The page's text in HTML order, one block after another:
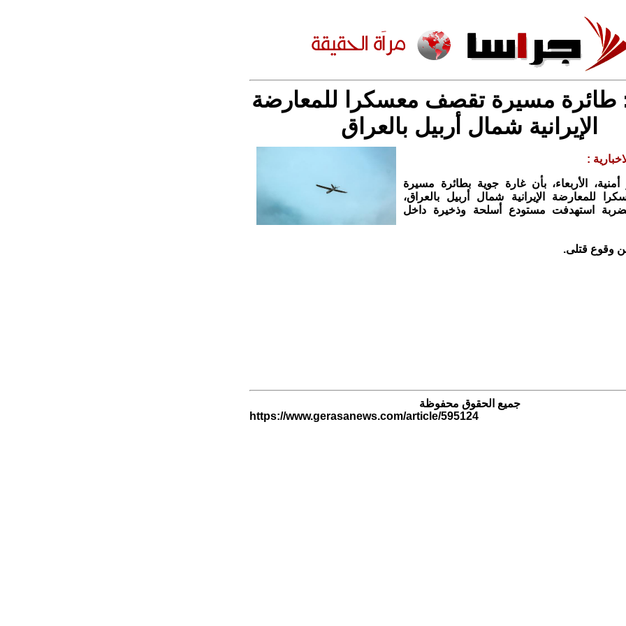
طائرة مسيرة تقصف معسكرا للمعارضة
الإيرانية شمال أربيل بالعراق
:
الأربعاء، بأن غارة جوية بطائرة مسيرة
للمعارضة الإيرانية شمال أربيل بالعراق،
استهدفت مستودع أسلحة وذخيرة داخل
وقوع قتلى.
جميع الحقوق محفوظة
https://www.gerasanews.com/article/595124